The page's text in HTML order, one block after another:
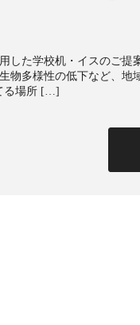
した学校机・イスのご
物多様性の低下など、地
る場所 […]